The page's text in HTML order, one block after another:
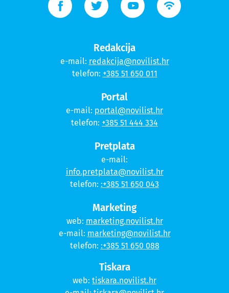
Redakcija
e-mail: redakcija@novilist.hr
telefon: +385 51 650 011
Portal
e-mail: portal@novilist.hr
telefon: +385 51 444 334
Pretplata
e-mail:
info.pretplata@novilist.hr
telefon: :+385 51 650 043
Marketing
web: marketing.novilist.hr
e-mail: marketing@novilist.hr
telefon: :+385 51 650 088
Tiskara
web: tiskara.novilist.hr